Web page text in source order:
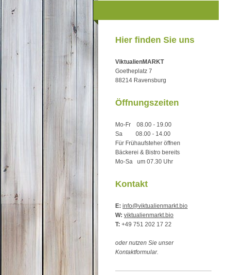
Hier finden Sie uns
ViktualienMARKT
Goetheplatz 7
88214 Ravensburg
Öffnungszeiten
Mo-Fr 08.00 - 19.00
Sa 08.00 - 14.00
Für Frühaufsteher öffnen
Bäckerei & Bistro bereits
Mo-Sa um 07.30 Uhr
Kontakt
E: info@viktualienmarkt.bio
W: viktualienmarkt.bio
T: +49 751 202 17 22
oder nutzen Sie unser
Kontaktformular.